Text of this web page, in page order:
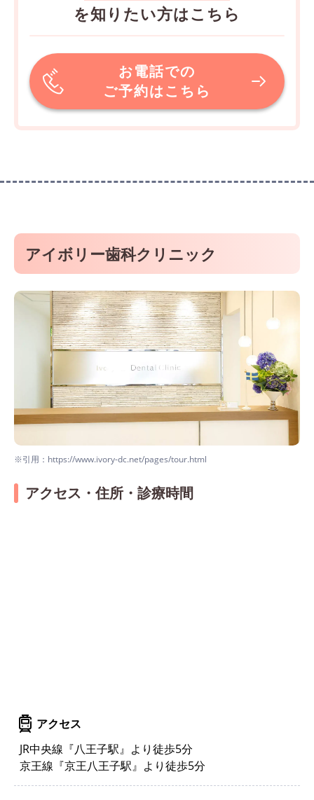
を知りたい方はこちら
お電話での
ご予約はこちら
アイボリー歯科クリニック
※引用：https://www.ivory-dc.net/pages/tour.html
アクセス・住所・診療時間
アクセス
JR中央線『八王子駅』より徒歩5分
京王線『京王八王子駅』より徒歩5分